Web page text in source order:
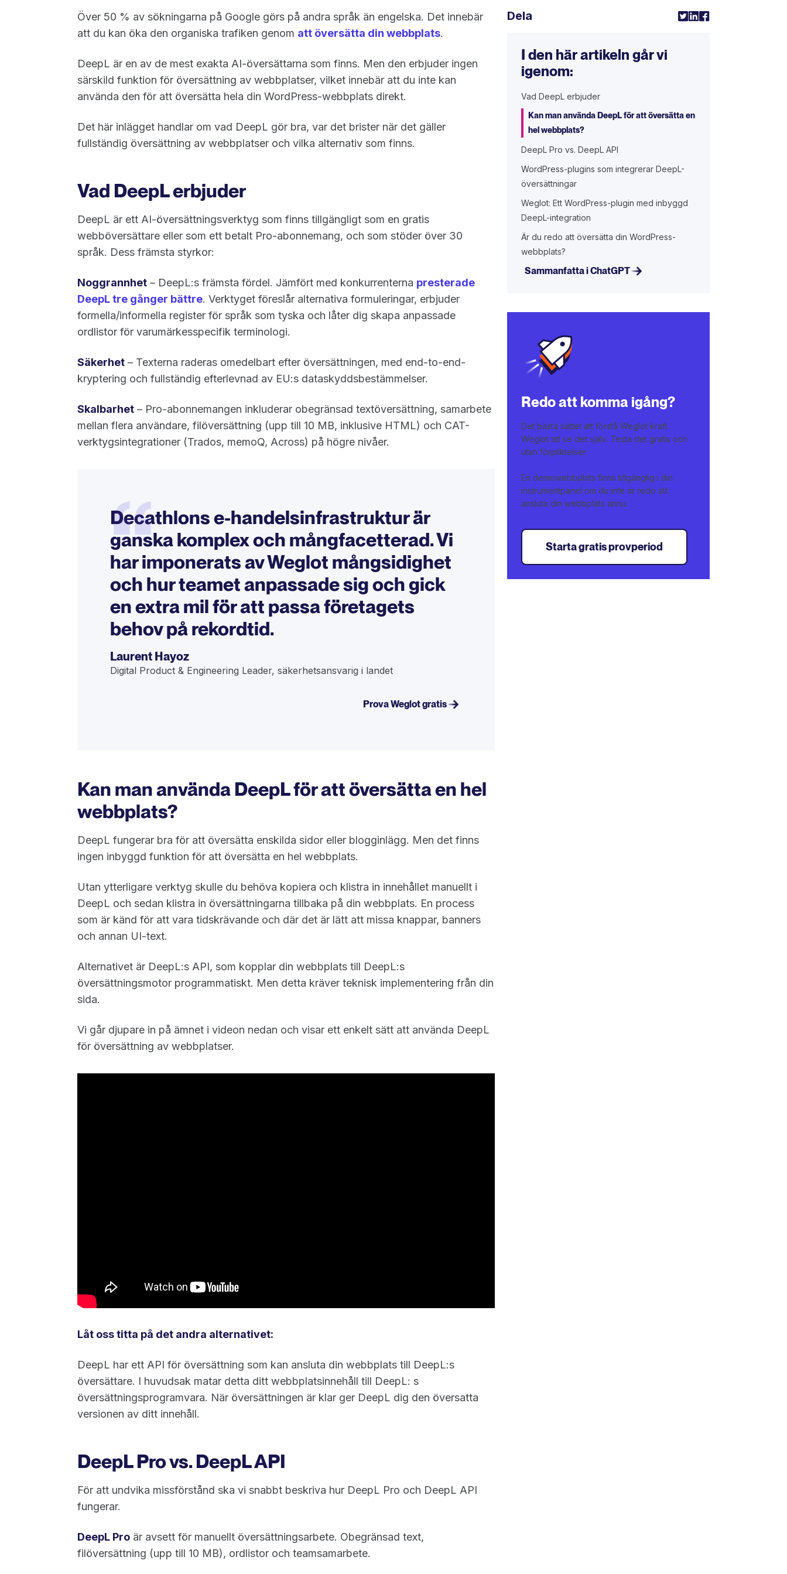
Över 50 % av sökningarna på Google görs på andra språk än engelska. Det innebär
att du kan öka den organiska trafiken genom att översätta din webbplats.
DeepL är en av de mest exakta AI-översättarna som finns. Men den erbjuder ingen
särskild funktion för översättning av webbplatser, vilket innebär att du inte kan
använda den för att översätta hela din WordPress-webbplats direkt.
Det här inlägget handlar om vad DeepL gör bra, var det brister när det gäller
fullständig översättning av webbplatser och vilka alternativ som finns.
Vad DeepL erbjuder
DeepL är ett AI-översättningsverktyg som finns tillgängligt som en gratis
webböversättare eller som ett betalt Pro-abonnemang, och som stöder över 30
språk. Dess främsta styrkor:
Noggrannhet – DeepL:s främsta fördel. Jämfört med konkurrenterna presterade
DeepL tre gånger bättre. Verktyget föreslår alternativa formuleringar, erbjuder
formella/informella register för språk som tyska och låter dig skapa anpassade
ordlistor för varumärkesspecifik terminologi.
Säkerhet – Texterna raderas omedelbart efter översättningen, med end-to-end-
kryptering och fullständig efterlevnad av EU:s dataskyddsbestämmelser.
Skalbarhet – Pro-abonnemangen inkluderar obegränsad textöversättning, samarbete
mellan flera användare, filöversättning (upp till 10 MB, inklusive HTML) och CAT-
verktygsintegrationer (Trados, memoQ, Across) på högre nivåer.
Decathlons e-handelsinfrastruktur är
ganska komplex och mångfacetterad. Vi
har imponerats av Weglot mångsidighet
och hur teamet anpassade sig och gick
en extra mil för att passa företagets
behov på rekordtid.
Laurent Hayoz
Digital Product & Engineering Leader, säkerhetsansvarig i landet
Prova Weglot gratis
“
Kan man använda DeepL för att översätta en hel
webbplats?
DeepL fungerar bra för att översätta enskilda sidor eller blogginlägg. Men det finns
ingen inbyggd funktion för att översätta en hel webbplats.
Utan ytterligare verktyg skulle du behöva kopiera och klistra in innehållet manuellt i
DeepL och sedan klistra in översättningarna tillbaka på din webbplats. En process
som är känd för att vara tidskrävande och där det är lätt att missa knappar, banners
och annan UI-text.
Alternativet är DeepL:s API, som kopplar din webbplats till DeepL:s
översättningsmotor programmatiskt. Men detta kräver teknisk implementering från din
sida.
Vi går djupare in på ämnet i videon nedan och visar ett enkelt sätt att använda DeepL
för översättning av webbplatser.
Låt oss titta på det andra alternativet:
DeepL har ett API för översättning som kan ansluta din webbplats till DeepL:s
översättare. I huvudsak matar detta ditt webbplatsinnehåll till DeepL: s
översättningsprogramvara. När översättningen är klar ger DeepL dig den översatta
versionen av ditt innehåll.
DeepL Pro vs. DeepL API
För att undvika missförstånd ska vi snabbt beskriva hur DeepL Pro och DeepL API
fungerar.
DeepL Pro är avsett för manuellt översättningsarbete. Obegränsad text,
filöversättning (upp till 10 MB), ordlistor och teamsamarbete.
Dela
I den här artikeln går vi
igenom:
Vad DeepL erbjuder
Kan man använda DeepL för att översätta en
hel webbplats?
DeepL Pro vs. DeepL API
WordPress-plugins som integrerar DeepL-
översättningar
Weglot: Ett WordPress-plugin med inbyggd
DeepL-integration
Är du redo att översätta din WordPress-
webbplats?
Sammanfatta i ChatGPT
Redo att komma igång?
Det bästa sättet att förstå Weglot kraft
Weglot att se det själv. Testa det gratis och
utan förpliktelser.
En demowebbplats finns tillgänglig i din
instrumentpanel om du inte är redo att
ansluta din webbplats ännu.
Starta gratis provperiod